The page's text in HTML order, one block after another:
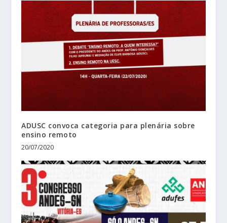
ADUSC convoca categoria para plenária sobre
ensino remoto
20/07/2020